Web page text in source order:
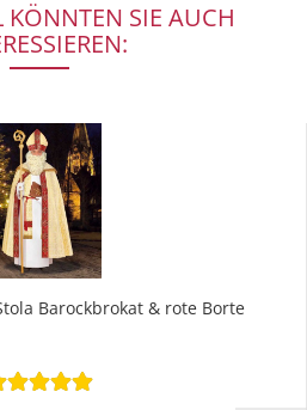
KÖNNTEN SIE AUCH
Barockbrokat & rote Borte